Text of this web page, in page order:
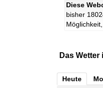
Diese
bisher
Das Wetter
Heute